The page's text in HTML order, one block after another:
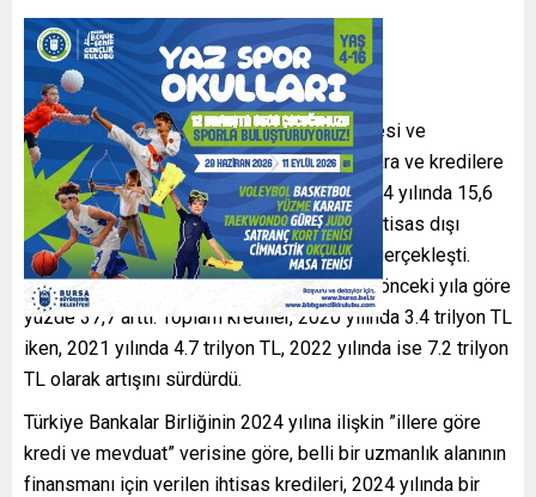
İktidarın faiz politikası, alım gücünün düşmesi ve
maliyetlerin artmasıyla vatandaşları bankalara ve kredilere
yönlendirdi. Bankalarda toplam krediler 2024 yılında 15,6
trilyon TL olurken, 2023 yılında ihtisas ve ihtisas dışı
kredilerin toplamı 11,2 trilyon TL tutarında gerçekleşti.
Buna göre, 2024 yılında toplam krediler bir önceki yıla göre
yüzde 37,7 arttı. Toplam krediler, 2020 yılında 3.4 trilyon TL
iken, 2021 yılında 4.7 trilyon TL, 2022 yılında ise 7.2 trilyon
TL olarak artışını sürdürdü.
Türkiye Bankalar Birliğinin 2024 yılına ilişkin ”illere göre
kredi ve mevduat” verisine göre, belli bir uzmanlık alanının
finansmanı için verilen ihtisas kredileri, 2024 yılında bir